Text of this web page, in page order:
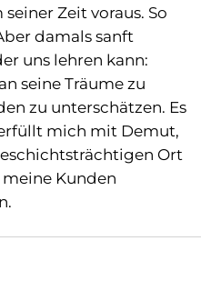
Zeit voraus. So
damals sanft
uns lehren kann:
seine Träume zu
zu unterschätzen. Es
mich mit Demut,
Ort
Kunden